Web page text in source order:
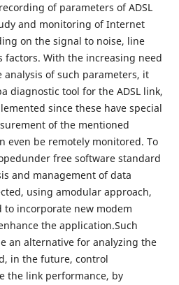
of parameters of ADSL
and monitoring of Internet
on the signal to noise, line
With the increasing need
of such parameters, it
diagnostic tool for the ADSL link,
since these have special
of the mentioned
even be remotely monitored. To
free software standard
and management of data
using amodular approach,
to incorporate new modem
the application.Such
an alternative for analyzing the
in the future, control
the link performance, by